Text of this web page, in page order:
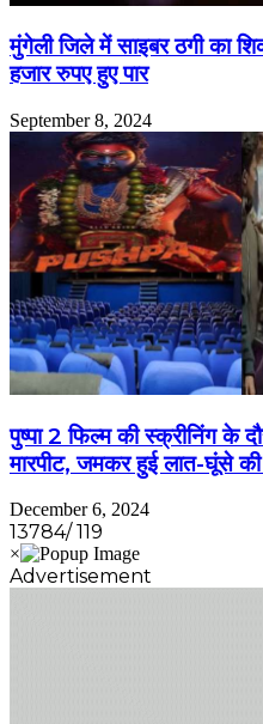
मुंगेली जिले में साइबर ठगी का
हजार रुपए हुए पार
September 8, 2024
पुष्पा 2 फिल्म की स्क्रीनिंग के
मारपीट, जमकर हुई लात-घूंसे की
December 6, 2024
13784/ 119
Advertisement